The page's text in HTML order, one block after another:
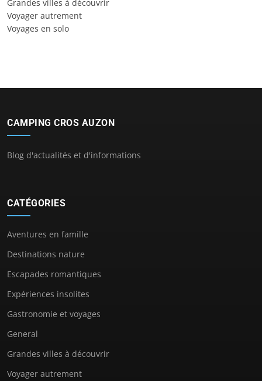
Grandes villes à découvrir
Voyager autrement
Voyages en solo
CAMPING CROS AUZON
Blog d'actualités et d'informations
CATÉGORIES
Aventures en famille
Destinations nature
Escapades romantiques
Expériences insolites
Gastronomie et voyages
General
Grandes villes à découvrir
Voyager autrement